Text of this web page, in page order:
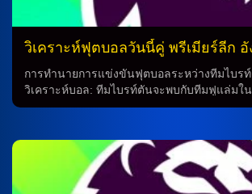
วิเคราะห์ฟุตบอลวันนี้คู่ พรีเมียร์ลีก อั
ตัน vs ฟูแล่ม
การทำนายการแข่งขันฟุตบอลระหว่างทีมไบร
วิเคราะห์บอล: ทีมไบรท์ตันจะพบกับทีมฟูแล่มใ
โดยมีประวัติการพบกันก่อนหน้าเป็นอย่างชัดเจ
เมื่อมองไปที่ฟอร์มล่าสุด จะเห็นว่าทีมไบรท์ตันถื
ความพร้อมของทีม การทำนาย: ทีมไบรท์ตันได้
แข็งแกร่งในการแข่งขันล่าสุดโดยเข้าสู่สนาม
โดยทีมไบรท์ตันมีแข้งบาดเจ็บและแข้งติดแบนไ